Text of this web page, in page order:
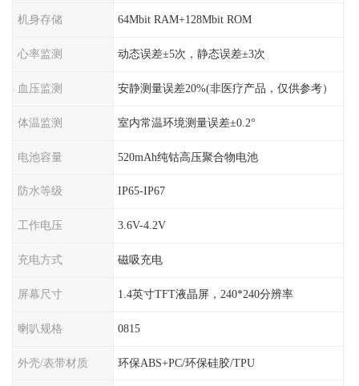
机身存储 64Mbit RAM+128Mbit ROM
心率监测 动态误差±5次，静态误差±3次
血压监测 安静测量误差20%(非医疗产品，仅供参考）
体温监测 室内常温环境测量误差±0.2°
电池容量 520mAh纯钴高压聚合物电池
防水等级 IP65-IP67
工作电压 3.6V-4.2V
充电方式 磁吸充电
屏幕尺寸 1.4英寸TFT液晶屏，240*240分辨率
喇叭规格 0815
外壳/表带材质 环保ABS+PC/环保硅胶/TPU